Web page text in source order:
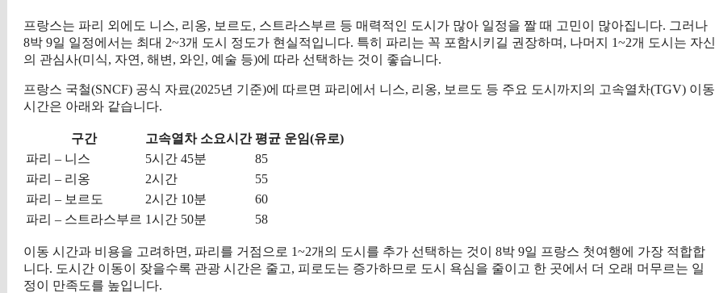
프랑스는 파리 외에도 니스, 리옹, 보르도, 스트라스부르 등 매력적인 도시가 많아 일정을 짤 때 고민이 많아집니다. 그러나
8박 9일 일정에서는 최대 2~3개 도시 정도가 현실적입니다. 특히 파리는 꼭 포함시키길 권장하며, 나머지 1~2개 도시는 자신
의 관심사(미식, 자연, 해변, 와인, 예술 등)에 따라 선택하는 것이 좋습니다.
프랑스 국철(SNCF) 공식 자료(2025년 기준)에 따르면 파리에서 니스, 리옹, 보르도 등 주요 도시까지의 고속열차(TGV) 이동
시간은 아래와 같습니다.
구간 고속열차 소요시간 평균 운임(유로)
파리 – 니스
5시간 45분
85
파리 – 리옹
2시간
55
파리 – 보르도
2시간 10분
60
파리 – 스트라스부르 1시간 50분 58
이동 시간과 비용을 고려하면, 파리를 거점으로 1~2개의 도시를 추가 선택하는 것이 8박 9일 프랑스 첫여행에 가장 적합합
니다. 도시간 이동이 잦을수록 관광 시간은 줄고, 피로도는 증가하므로 도시 욕심을 줄이고 한 곳에서 더 오래 머무르는 일
정이 만족도를 높입니다.